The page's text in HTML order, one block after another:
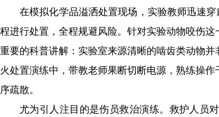
在模拟化学品溢洒处置现场，实验教师迅速
程进行处置，全程规避风险。针对实验动物咬伤
重要的科普讲解：实验室来源清晰的啮齿类动物
火处置演练中，带教老师果断切断电源，熟练操
序疏散。
尤为引人注目的是伤员救治演练。救护人员